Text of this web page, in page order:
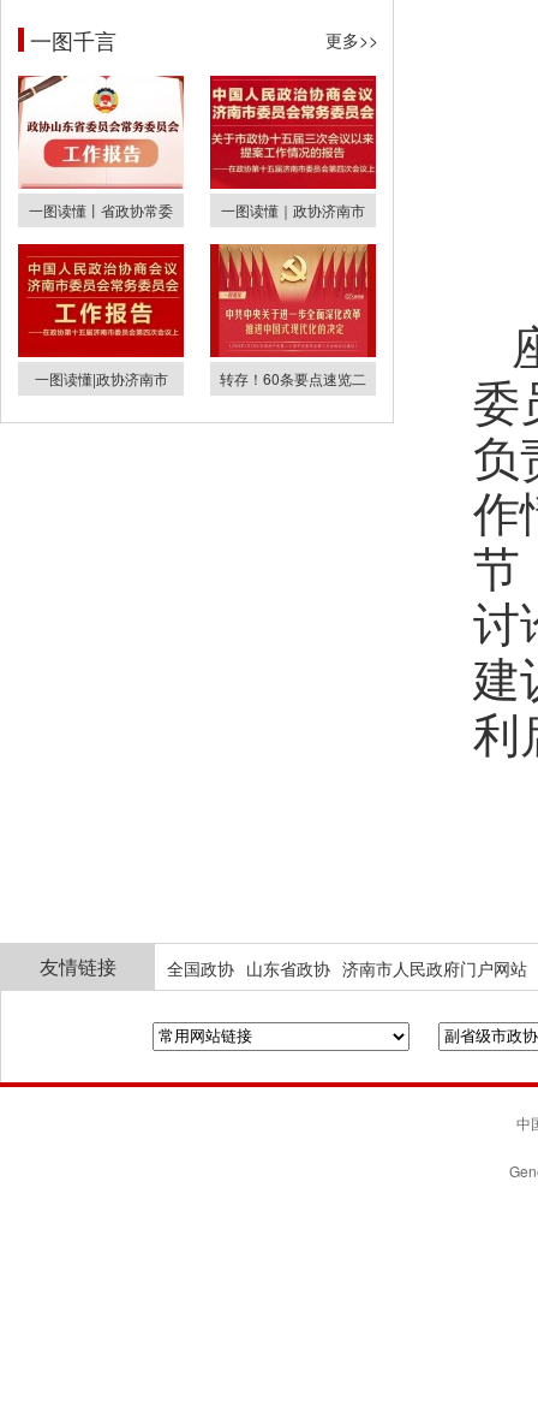
一图千言 更多>>
一图读懂丨省政协常委 一图读懂｜政协济南市
一图读懂|政协济南市 转存！60条要点速览二
委
负
作
节
讨
建
利
友情链接 全国政协 山东省政协 济南市人民政府门户网站
中